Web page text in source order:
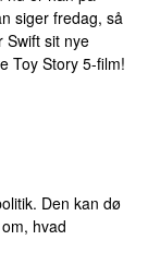
siger fredag, så
Swift sit nye
Toy Story 5-film!
Den kan dø
hvad